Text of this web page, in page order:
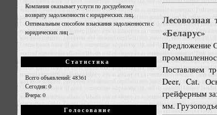
Компания оказывает услуги по досудебному
возврату задолженности с юридических лиц.
Оптимальным способом взыскания задолженности с
юридических лиц ...
Статистика
Всего объявлений: 48361
Сегодня: 0
Вчера: 0
Голосование
«Беларус»
Предложение
Поставляем
Deer, Cat.
грейферным
мм.